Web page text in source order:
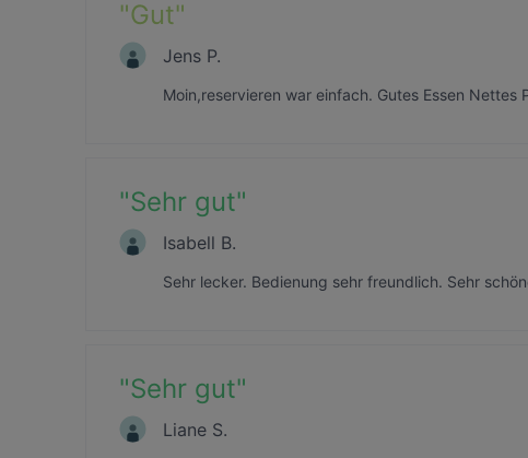
"Gut"
Jens P.
Moin,reservieren war einfach. Gutes Essen Nettes
"Sehr gut"
Isabell B.
Sehr lecker. Bedienung sehr freundlich. Sehr
"Sehr gut"
Liane S.